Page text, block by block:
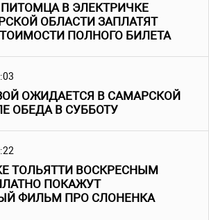
В ЭЛЕКТРИЧКЕ
ОБЛАСТИ ЗАПЛАТЯТ
ПОЛНОГО БИЛЕТА
ОЖИДАЕТСЯ В САМАРСКОЙ
ОБЕДА В СУББОТУ
ТОЛЬЯТТИ ВОСКРЕСНЫМ
ПОКАЖУТ
ФИЛЬМ ПРО СЛОНЕНКА